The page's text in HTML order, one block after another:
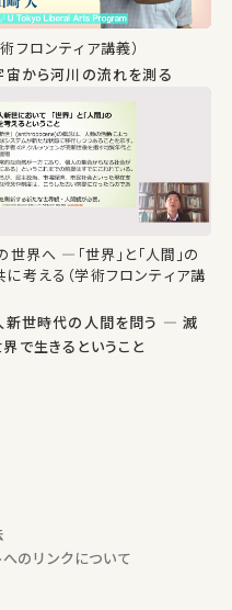
フロンティア講義）
回 宇宙から河川の流れを測る
界へ ―「世界」と「人間」の
考える（学術フロンティア講
で生きるということ
のリンクについて